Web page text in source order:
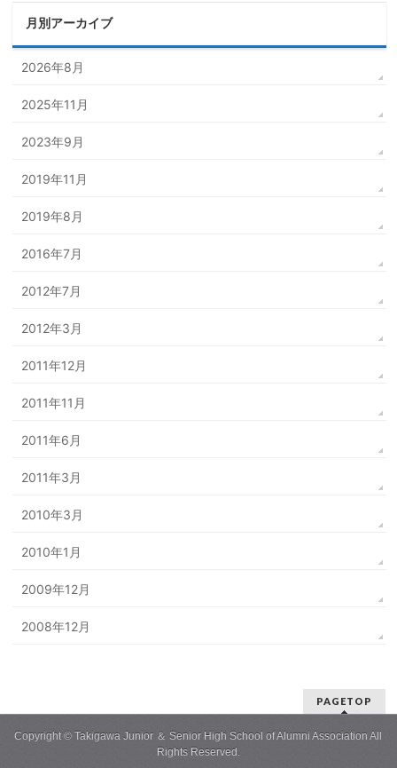
月別アーカイブ
2026年8月
2025年11月
2023年9月
2019年11月
2019年8月
2016年7月
2012年7月
2012年3月
2011年12月
2011年11月
2011年6月
2011年3月
2010年3月
2010年1月
2009年12月
2008年12月
PAGETOP
Copyright © Takigawa Junior ＆ Senior High School of Alumni Association All
Rights Reserved.